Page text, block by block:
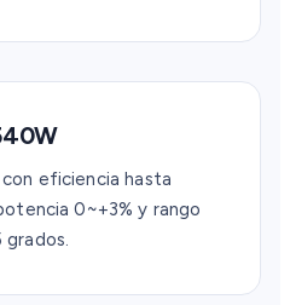
eficiencia hasta
0~+3% y rango